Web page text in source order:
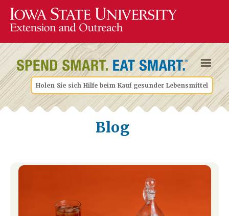
Holen Sie sich Hilfe beim Kauf gesunder Lebensmittel
Blog